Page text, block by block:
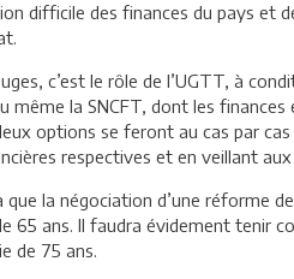
difficile des finances du pays et
c’est le rôle de l’UGTT, à
même la SNCFT, dont les
options se feront au cas par
respectives et en veillant
la négociation d’une réforme
65 ans. Il faudra évidement tenir
de 75 ans.